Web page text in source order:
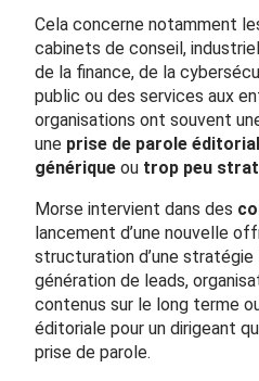
Cela concerne notamment
cabinets de conseil,
de la finance, de la
public ou des services aux
organisations ont souvent
une prise de parole
générique ou trop peu
Morse intervient dans des
lancement d’une nouvelle
structuration d’une stratégie
génération de leads,
contenus sur le long terme
éditoriale pour un dirigeant
prise de parole.